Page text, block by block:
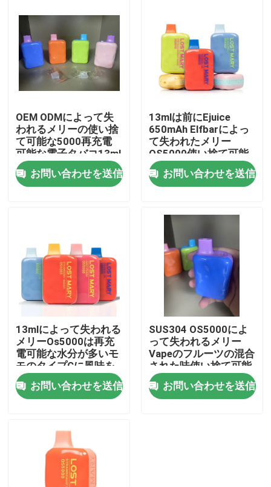
家
プロダクト
私達について
品質管理
私達に連絡しなさい
Vapeの使い捨て可能なペン
CBD使い捨て可能なVapeの装置
OEM ODMによって失
われるメリーの使い捨
て可能な5000再充電
可能な電子タバコ13ml
お問い合わせを送信
13mlは前にEjuice
650mAh Elfbarによっ
て失われたメリー
OS5000使い捨て可能
な1.2ohmを満たした
お問い合わせを送信
13mlによって失われる
メリーOs5000は再充
電可能な水分が多いモ
モのタイプCに風味を
付ける
お問い合わせを送信
SUS304 OS5000によ
って失われるメリー
Vapeのフルーツの混合
された味使い捨て可能
なVape
お問い合わせを送信